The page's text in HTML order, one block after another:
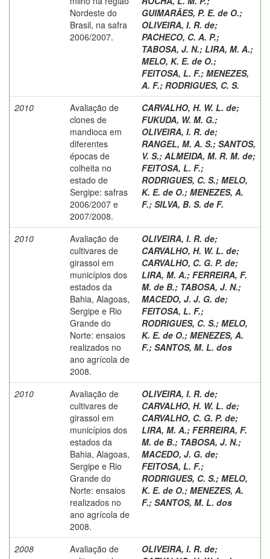
Nordeste do
Brasil, na safra
2006/2007.
GUIMARÃES, P. E. de O.;
OLIVEIRA, I. R. de;
PACHECO, C. A. P.;
TABOSA, J. N.; LIRA, M. A.;
MELO, K. E. de O.;
FEITOSA, L. F.; MENEZES,
A. F.; RODRIGUES, C. S.
2010
Avaliação de
clones de
mandioca em
diferentes
épocas de
colheita no
estado de
Sergipe: safras
2006/2007 e
2007/2008.
CARVALHO, H. W. L. de;
FUKUDA, W. M. G.;
OLIVEIRA, I. R. de;
RANGEL, M. A. S.; SANTOS,
V. S.; ALMEIDA, M. R. M. de;
FEITOSA, L. F.;
RODRIGUES, C. S.; MELO,
K. E. de O.; MENEZES, A.
F.; SILVA, B. S. de F.
2010
Avaliação de
cultivares de
girassol em
municípios dos
estados da
Bahia, Alagoas,
Sergipe e Rio
Grande do
Norte: ensaios
realizados no
ano agrícola de
2008.
OLIVEIRA, I. R. de;
CARVALHO, H. W. L. de;
CARVALHO, C. G. P. de;
LIRA, M. A.; FERREIRA, F.
M. de B.; TABOSA, J. N.;
MACEDO, J. J. G. de;
FEITOSA, L. F.;
RODRIGUES, C. S.; MELO,
K. E. de O.; MENEZES, A.
F.; SANTOS, M. L. dos
2010
Avaliação de
cultivares de
girassol em
municípios dos
estados da
Bahia, Alagoas,
Sergipe e Rio
Grande do
Norte: ensaios
realizados no
ano agrícola de
2008.
OLIVEIRA, I. R. de;
CARVALHO, H. W. L. de;
CARVALHO, C. G. P. de;
LIRA, M. A.; FERREIRA, F.
M. de B.; TABOSA, J. N.;
MACEDO, J. G. de;
FEITOSA, L. F.;
RODRIGUES, C. S.; MELO,
K. E. de O.; MENEZES, A.
F.; SANTOS, M. L. dos
2008
Avaliação de
OLIVEIRA, I. R. de;